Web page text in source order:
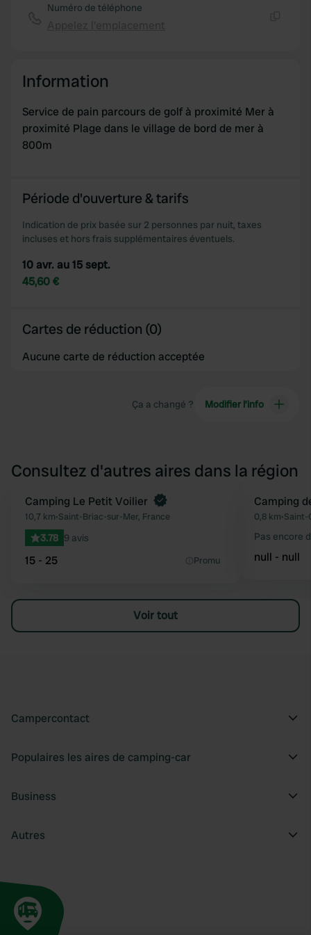
Numéro de téléphone
Information
Service de pain parcours de golf à proximité Mer à
proximité Plage dans le village de bord de mer à
800m
Période d'ouverture & tarifs
Indication de prix basée sur 2 personnes par nuit, taxes
incluses et hors frais supplémentaires éventuels.
10 avr. au 15 sept.
45,60 €
Cartes de réduction (0)
Aucune carte de réduction acceptée
Ça a changé ? Modifier l’info
Consultez d'autres aires dans la région
Préféré
Camping Le Petit Voilier
10,7 km•Saint-Briac-sur-Mer, France
3.78 9 avis
15 - 25 Promu
Camping
0,8 km•Saint-
Pas encore
null - null
Voir tout
Campercontact
Populaires les aires de camping-car
Business
Autres